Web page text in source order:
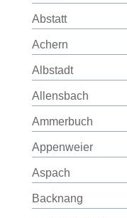
Abstatt
Achern
Albstadt
Allensbach
Ammerbuch
Appenweier
Aspach
Backnang